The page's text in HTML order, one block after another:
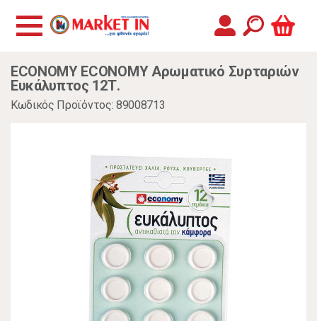
ECONOMY ECONOMY Αρωματικό Συρταριών
Ευκάλυπτος 12Τ.
Κωδικός Προϊόντος: 89008713